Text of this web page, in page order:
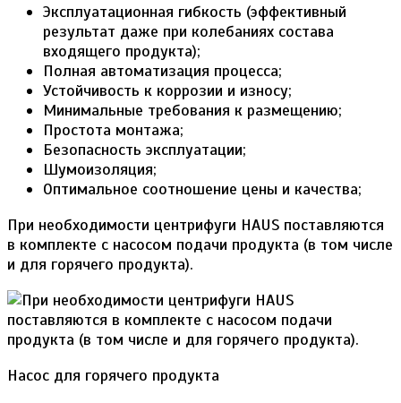
Эксплуатационная гибкость (эффективный
результат даже при колебаниях состава
входящего продукта);
Полная автоматизация процесса;
Устойчивость к коррозии и износу;
Минимальные требования к размещению;
Простота монтажа;
Безопасность эксплуатации;
Шумоизоляция;
Оптимальное соотношение цены и качества;
При необходимости центрифуги HAUS поставляются
в комплекте с насосом подачи продукта (в том числе
и для горячего продукта).
Насос для горячего продукта